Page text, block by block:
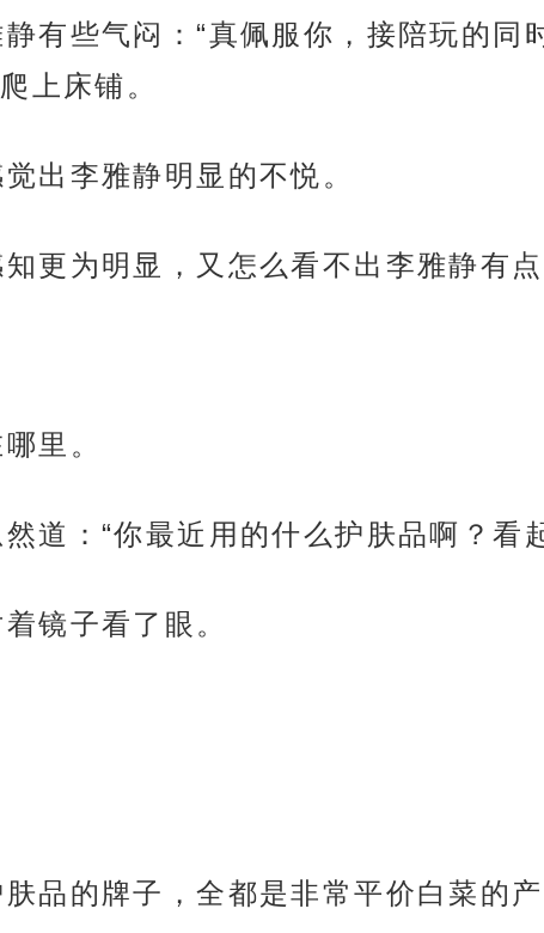
有些气闷：“真佩服你，接陪玩的同
上床铺。
出李雅静明显的不悦。
更为明显，又怎么看不出李雅静有
里。
道：“你最近用的什么护肤品啊？看
镜子看了眼。
品的牌子，全都是非常平价白菜的